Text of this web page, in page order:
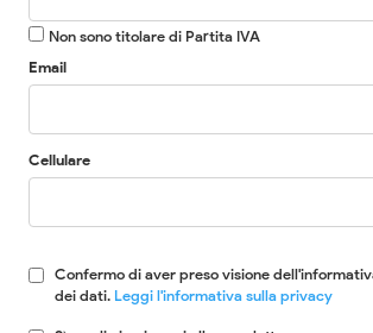
Non sono titolare di Partita IVA
Email
Cellulare
Confermo di aver preso visione
dei dati. Leggi l'informativa sulla privacy